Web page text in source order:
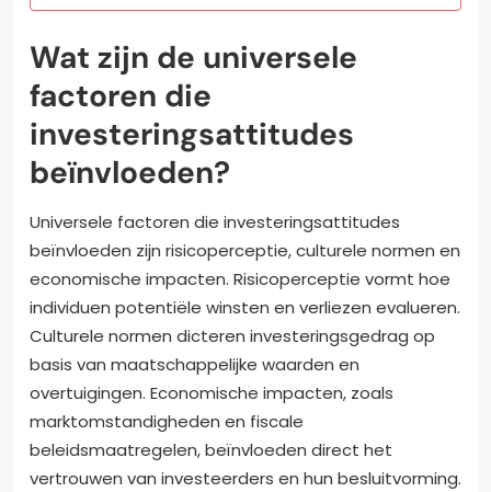
Wat zijn de universele
factoren die
investeringsattitudes
beïnvloeden?
Universele factoren die investeringsattitudes
beïnvloeden zijn risicoperceptie, culturele normen en
economische impacten. Risicoperceptie vormt hoe
individuen potentiële winsten en verliezen evalueren.
Culturele normen dicteren investeringsgedrag op
basis van maatschappelijke waarden en
overtuigingen. Economische impacten, zoals
marktomstandigheden en fiscale
beleidsmaatregelen, beïnvloeden direct het
vertrouwen van investeerders en hun besluitvorming.